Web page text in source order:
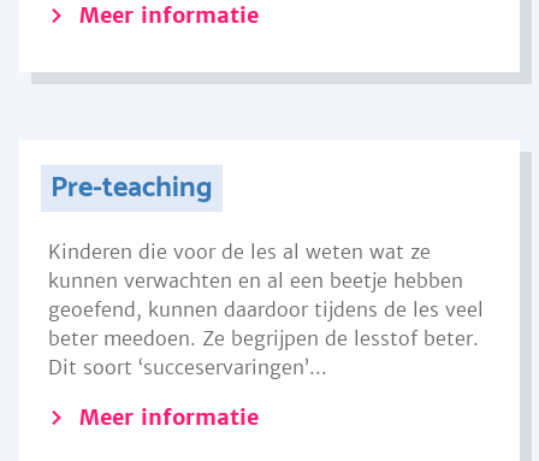
Meer informatie
Pre-teaching
Kinderen die voor de les al weten wat ze
kunnen verwachten en al een beetje hebben
geoefend, kunnen daardoor tijdens de les veel
beter meedoen. Ze begrijpen de lesstof beter.
Dit soort ‘succeservaringen’...
Meer informatie